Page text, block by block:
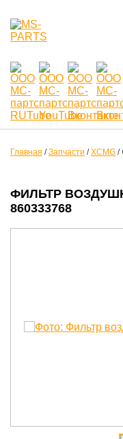
Главная /Запчасти /XCMG /
ФИЛЬТР
860333768